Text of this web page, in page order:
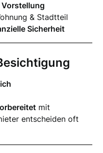
& Stadtteil
Sicherheit
mit
entscheiden oft